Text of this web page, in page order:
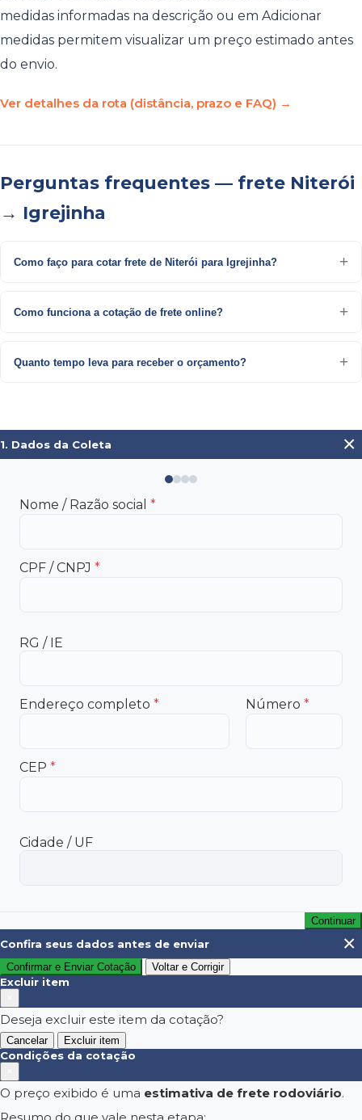
medidas informadas na descrição ou em Adicionar
medidas permitem visualizar um preço estimado antes
do envio.
Ver detalhes da rota (distância, prazo e FAQ) →
Perguntas frequentes — frete Niterói
→ Igrejinha
Como faço para cotar frete de Niterói para Igrejinha?
Como funciona a cotação de frete online?
Quanto tempo leva para receber o orçamento?
1. Dados da Coleta ×
Nome / Razão social *
CPF / CNPJ *
RG / IE
Endereço completo * Número *
CEP *
Cidade / UF
Continuar
Confira seus dados antes de enviar ×
Confirmar e Enviar Cotação Voltar e Corrigir
Excluir item
Deseja excluir este item da cotação?
Cancelar Excluir item
Condições da cotação
O preço exibido é uma estimativa de frete rodoviário.